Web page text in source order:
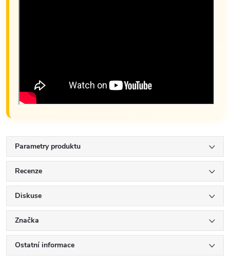
Parametry produktu
Recenze
Diskuse
Značka
Ostatní informace